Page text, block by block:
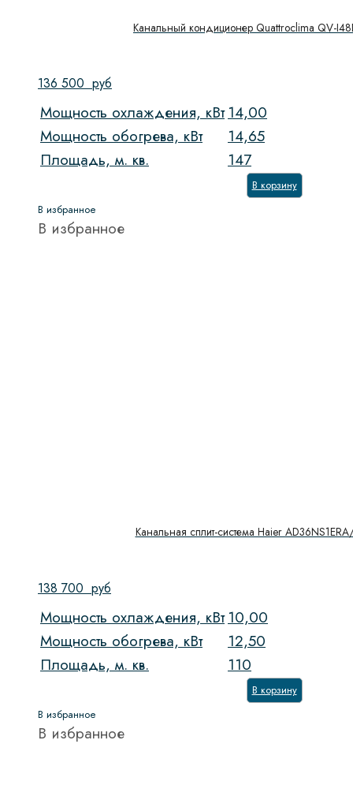
Канальный кондиционер Quattroclima QV-
136 500 руб
Мощность охлаждения, кВт 14,00
Мощность обогрева, кВт
14,65
Площадь, м. кв.
147
В корзину
В избранное
В избранное
Канальная сплит-система Haier
138 700 руб
Мощность охлаждения, кВт 10,00
Мощность обогрева, кВт
12,50
Площадь, м. кв.
110
В корзину
В избранное
В избранное